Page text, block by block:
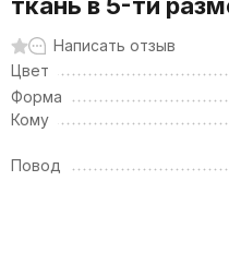
Написать отзыв
Цвет
Форма
Кому
Повод